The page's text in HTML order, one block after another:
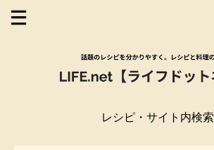
レシピ・サイト内検索